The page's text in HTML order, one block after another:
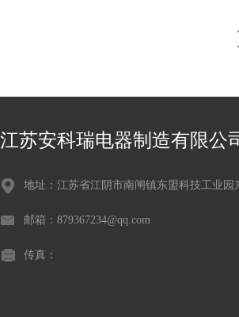
江苏安科瑞电器制造有限公
地址：江苏省江阴市南闸镇东盟科技工业园
邮箱：879367234@qq.com
传真：